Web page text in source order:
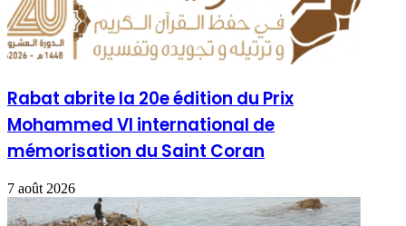
Rabat abrite la 20e édition du Prix
Mohammed VI international de
mémorisation du Saint Coran
7 août 2026